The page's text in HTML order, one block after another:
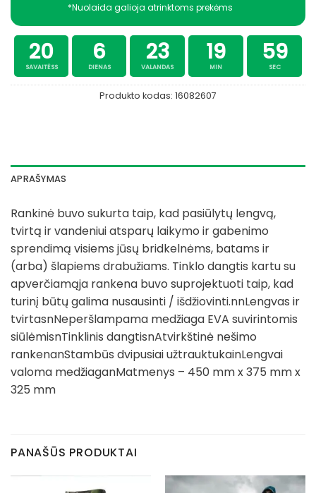
*Nuolaida galioja atrinktoms prekėms
20
SAVAITĖSS
6
DIENAS
23
VALANDAS
19
MIN
59
SEC
Produkto kodas: 16082607
APRAŠYMAS
Rankinė buvo sukurta taip, kad pasiūlytų lengvą,
tvirtą ir vandeniui atsparų laikymo ir gabenimo
sprendimą visiems jūsų bridkelnėms, batams ir
(arba) šlapiems drabužiams. Tinklo dangtis kartu su
apverčiamąja rankena buvo suprojektuoti taip, kad
turinį būtų galima nusausinti / išdžiovinti.nnLengvas ir
tvirtasnNeperšlampama medžiaga EVA suvirintomis
siūlėmisnTinklinis dangtisnAtvirkštinė nešimo
rankenanStambūs dvipusiai užtrauktukainLengvai
valoma medžiaganMatmenys – 450 mm x 375 mm x
325 mm
PANAŠŪS PRODUKTAI